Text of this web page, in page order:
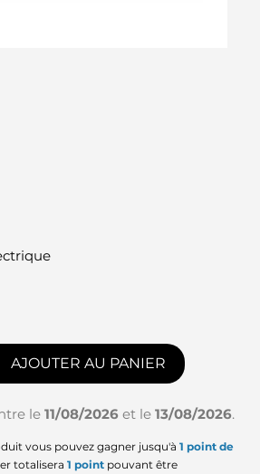
AJOUTER AU PANIER
le 11/08/2026 et le 13/08/2026.
vous pouvez gagner jusqu'à 1 point de
totalisera 1 point pouvant être